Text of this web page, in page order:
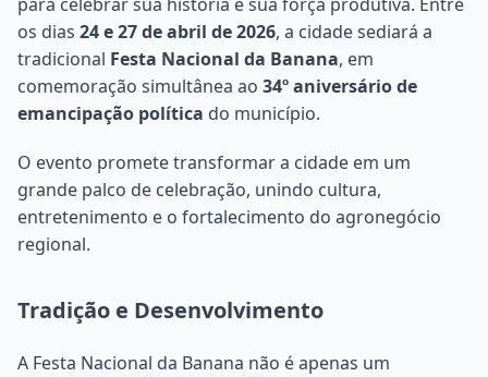
os dias 24 e 27 de abril de 2026, a cidade sediará a
tradicional Festa Nacional da Banana, em
comemoração simultânea ao 34º aniversário de
emancipação política do município.
O evento promete transformar a cidade em um
grande palco de celebração, unindo cultura,
entretenimento e o fortalecimento do agronegócio
regional.
Tradição e Desenvolvimento
A Festa Nacional da Banana não é apenas um